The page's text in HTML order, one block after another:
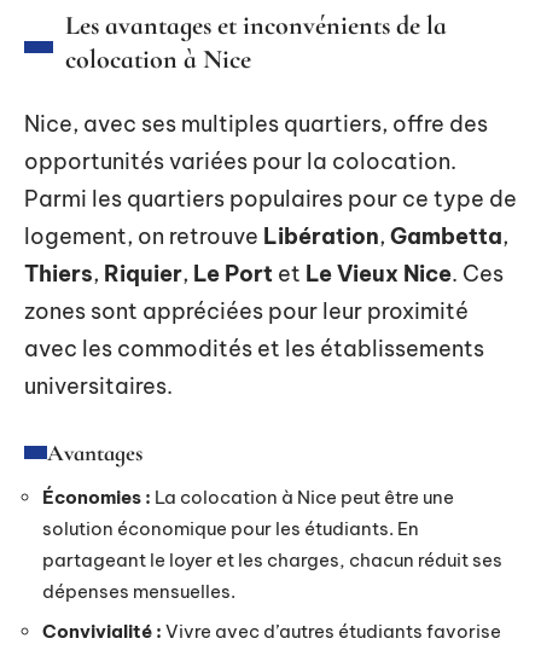
Les avantages et inconvénients de la
colocation à Nice
Nice, avec ses multiples quartiers, offre des
opportunités variées pour la colocation.
Parmi les quartiers populaires pour ce type de
logement, on retrouve Libération, Gambetta,
Thiers, Riquier, Le Port et Le Vieux Nice. Ces
zones sont appréciées pour leur proximité
avec les commodités et les établissements
universitaires.
Avantages
Économies : La colocation à Nice peut être une
solution économique pour les étudiants. En
partageant le loyer et les charges, chacun réduit ses
dépenses mensuelles.
Convivialité : Vivre avec d’autres étudiants favorise